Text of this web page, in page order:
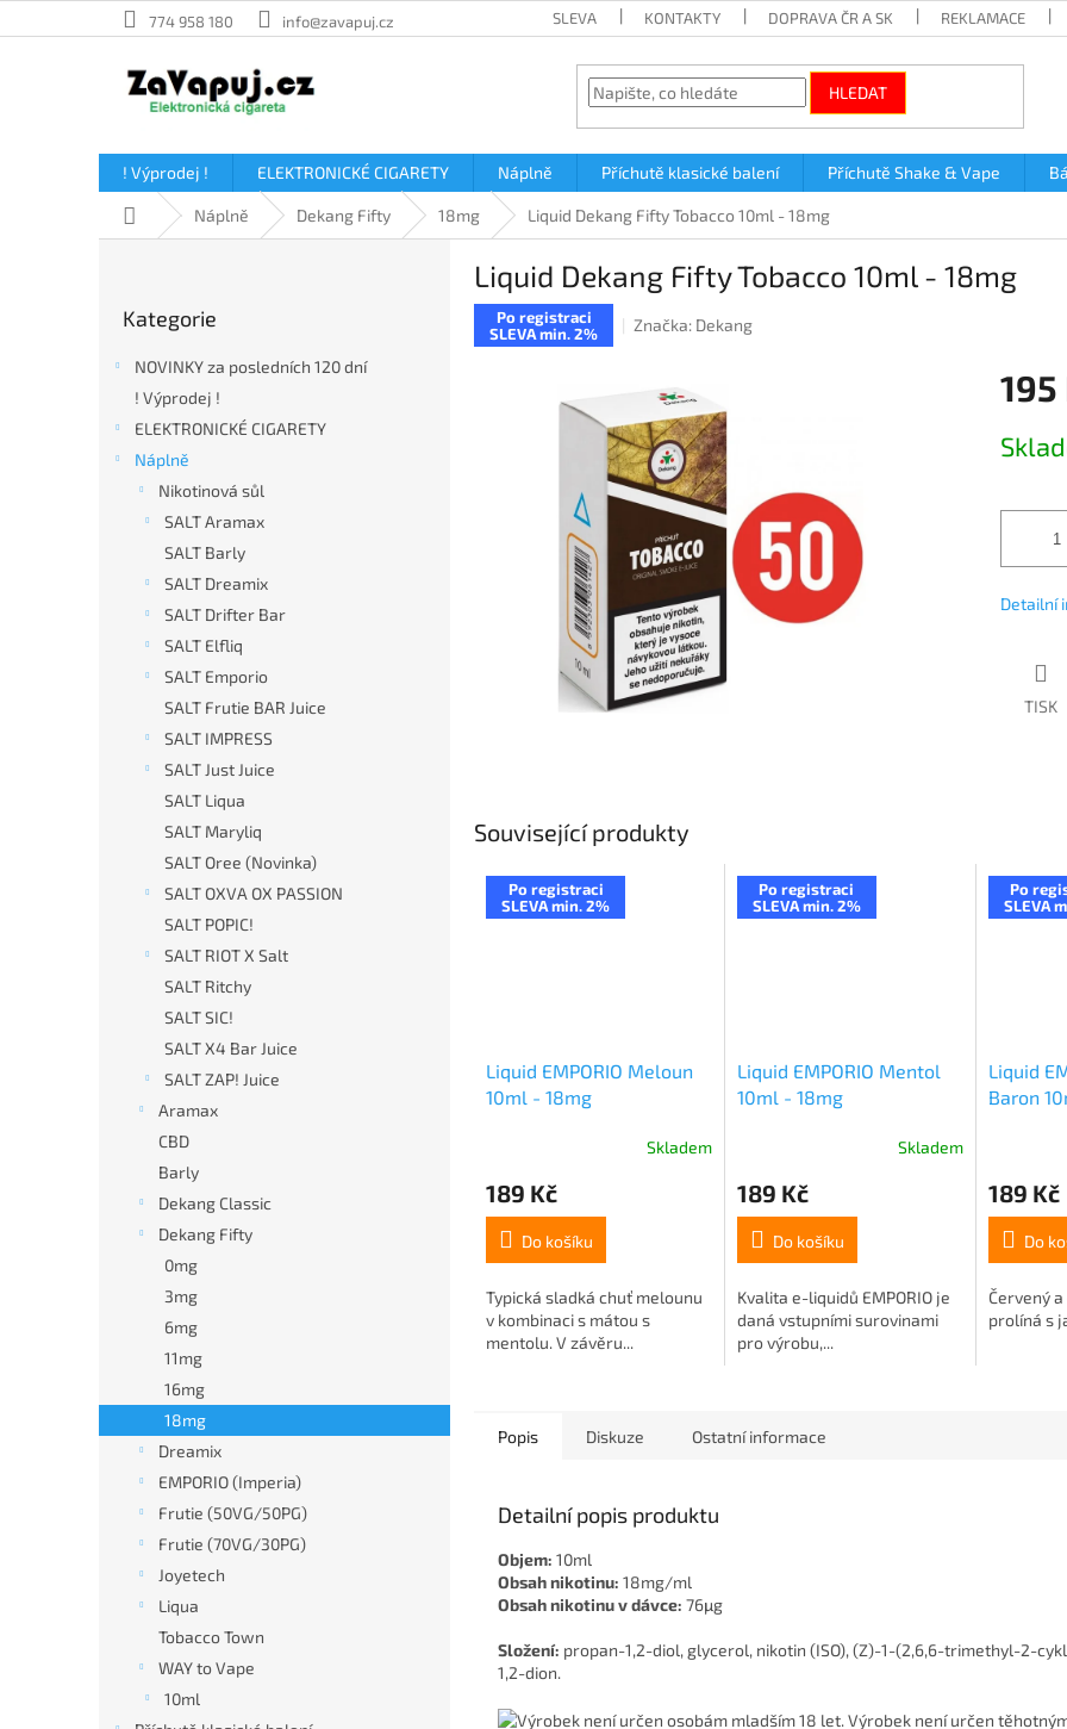
na
774 958 180 info@zavapuj.cz SLEVA KONTAKTY DOPRAVA ČR A SK REKLAMACE
HLEDAT
! Výprodej ! ELEKTRONICKÉ CIGARETY Náplně Příchutě klasické balení Příchutě Shake & Vape
Domů Náplně Dekang Fifty 18mg Liquid Dekang Fifty Tobacco 10ml - 18mg
kategorie
Kategorie
NOVINKY za posledních 120 dní
! Výprodej !
ELEKTRONICKÉ CIGARETY
Náplně
Nikotinová sůl
SALT Aramax
SALT Barly
SALT Dreamix
SALT Drifter Bar
SALT Elfliq
SALT Emporio
SALT Frutie BAR Juice
SALT IMPRESS
SALT Just Juice
SALT Liqua
SALT Maryliq
SALT Oree (Novinka)
SALT OXVA OX PASSION
SALT POPIC!
SALT RIOT X Salt
SALT Ritchy
SALT SIC!
SALT X4 Bar Juice
SALT ZAP! Juice
Aramax
CBD
Barly
Dekang Classic
Dekang Fifty
0mg
3mg
6mg
11mg
16mg
18mg
Dreamix
EMPORIO (Imperia)
Frutie (50VG/50PG)
Frutie (70VG/30PG)
Joyetech
Liqua
Tobacco Town
WAY to Vape
10ml
Liquid Dekang Fifty Tobacco 10ml - 18mg
Po registraci
SLEVA min. 2%
Značka: Dekang
195
cena:
Detailní
TISK
Související produkty
Po registraci
SLEVA min. 2%
Liquid EMPORIO Meloun
10ml - 18mg
Skladem
189 Kč
Do košíku
Typická sladká chuť melounu
v kombinaci s mátou s
mentolu. V závěru...
Po registraci
SLEVA min. 2%
Liquid EMPORIO Mentol
10ml - 18mg
Skladem
189 Kč
Do košíku
Kvalita e-liquidů EMPORIO je
daná vstupními surovinami
pro výrobu,...
Po
SLEVA
Liquid
Baron
189 Kč
Do
Červený
prolíná s
Popis Diskuze Ostatní informace
Detailní popis produktu
Objem: 10ml
Obsah nikotinu: 18mg/ml
Obsah nikotinu v dávce: 76μg
Složení: propan-1,2-diol, glycerol, nikotin (ISO), (Z)-1-(2,6,6-trimethyl-2-
1,2-dion.